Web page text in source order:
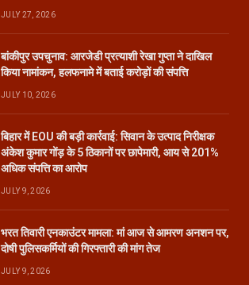
JULY 27, 2026
बांकीपुर उपचुनाव: आरजेडी प्रत्याशी रेखा गुप्ता ने दाखिल
किया नामांकन, हलफनामे में बताई करोड़ों की संपत्ति
JULY 10, 2026
बिहार में EOU की बड़ी कार्रवाई: सिवान के उत्पाद निरीक्षक
अंकेश कुमार गोंड़ के 5 ठिकानों पर छापेमारी, आय से 201%
अधिक संपत्ति का आरोप
JULY 9, 2026
भरत तिवारी एनकाउंटर मामला: मां आज से आमरण अनशन पर,
दोषी पुलिसकर्मियों की गिरफ्तारी की मांग तेज
JULY 9, 2026